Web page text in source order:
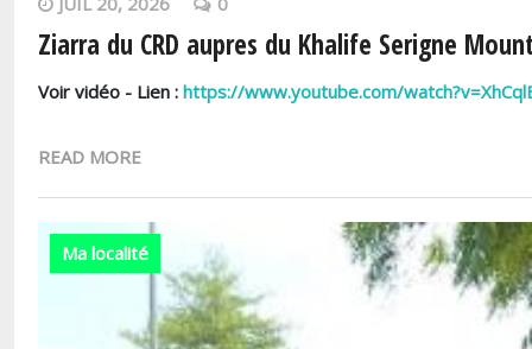
Ziarra du CRD aupres du Khalife Serigne
Voir vidéo - Lien : https://www.youtube.com/
READ MORE
Ma localité